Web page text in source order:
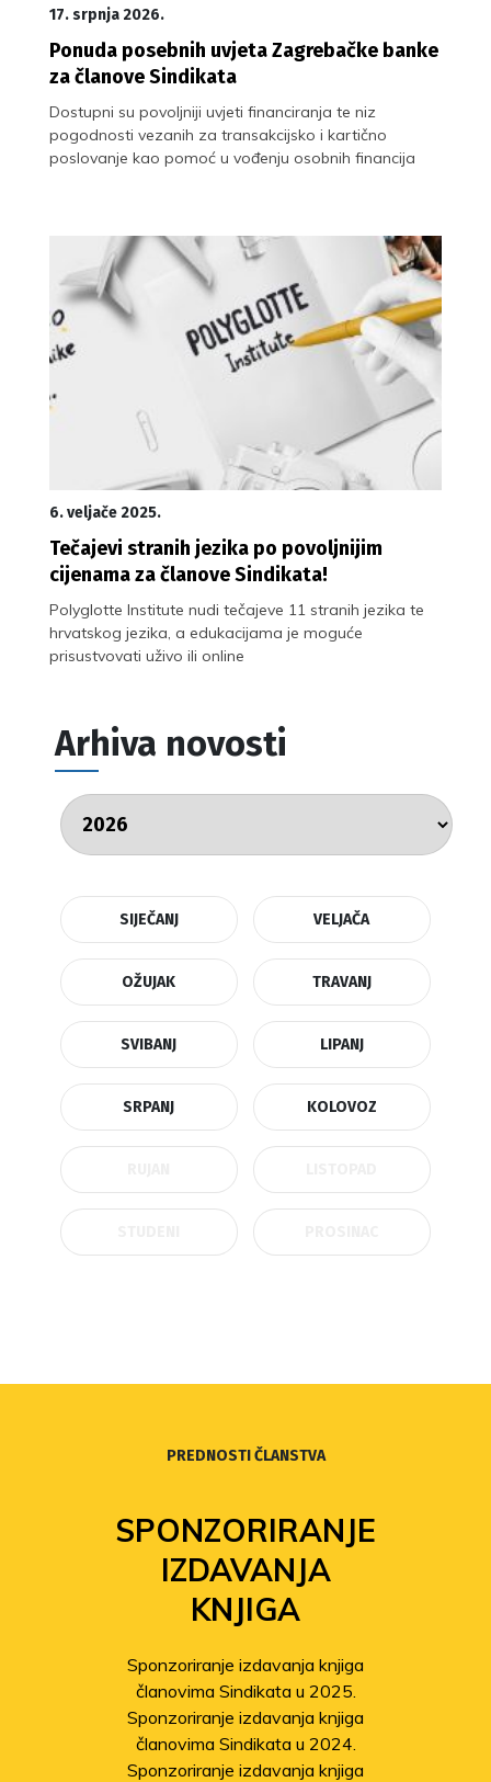
17. srpnja 2026.
Ponuda posebnih uvjeta Zagrebačke banke
za članove Sindikata
Dostupni su povoljniji uvjeti financiranja te niz
pogodnosti vezanih za transakcijsko i kartično
poslovanje kao pomoć u vođenju osobnih financija
6. veljače 2025.
Tečajevi stranih jezika po povoljnijim
cijenama za članove Sindikata!
Polyglotte Institute nudi tečajeve 11 stranih jezika te
hrvatskog jezika, a edukacijama je moguće
prisustvovati uživo ili online
Arhiva novosti
SIJEČANJ VELJAČA
OŽUJAK TRAVANJ
SVIBANJ LIPANJ
SRPANJ KOLOVOZ
PREDNOSTI ČLANSTVA
SPONZORIRANJE
IZDAVANJA
KNJIGA
Sponzoriranje izdavanja knjiga
članovima Sindikata u 2025.
Sponzoriranje izdavanja knjiga
članovima Sindikata u 2024.
Sponzoriranje izdavanja knjiga